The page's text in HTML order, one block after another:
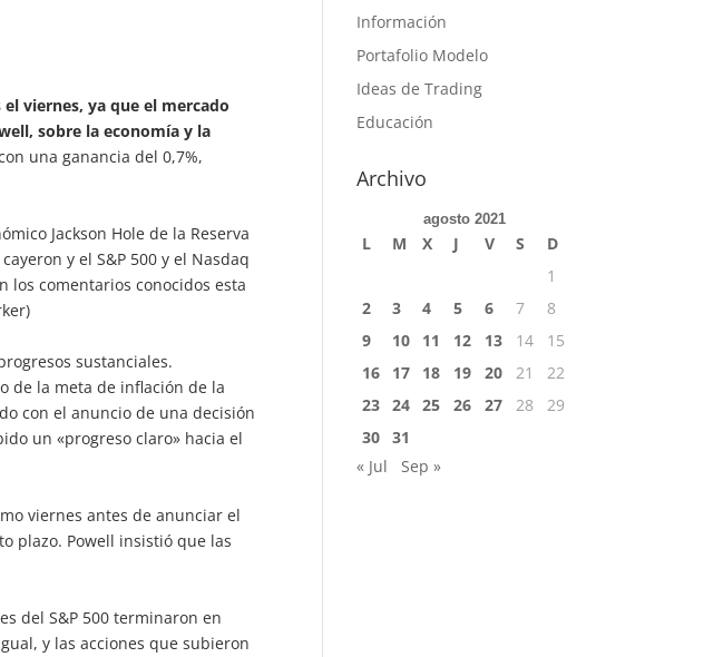
viernes, ya que el mercado
sobre la economía y la
una ganancia del 0,7%,
Jackson Hole de la Reserva
y el S&P 500 y el Nasdaq
los comentarios conocidos esta
sustanciales.
de la meta de inflación de la
con el anuncio de una decisión
un «progreso claro» hacia el
viernes antes de anunciar el
plazo. Powell insistió que las
del S&P 500 terminaron en
y las acciones que subieron
Información
Portafolio Modelo
Ideas de Trading
Educación
Archivo
agosto 2021
L M X J V S
D
1
2
3 4 5 6 7
8
9
10 11 12 13 14
15
16
17 18 19 20 21
22
23 24 25 26 27 28
29
30 31
« Jul
Sep »